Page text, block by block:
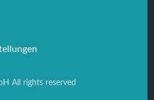
All rights reserved